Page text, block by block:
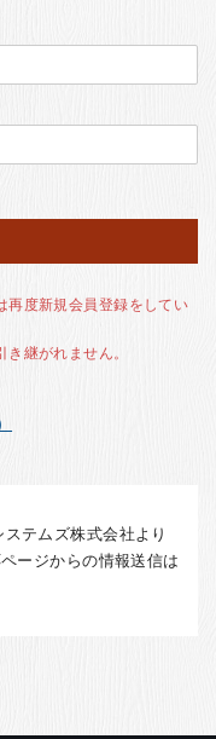
再度新規会員登録をしてい
継がれません。
テムズ株式会社より
ージからの情報送信は